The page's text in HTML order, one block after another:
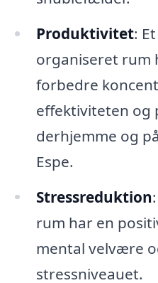
Produktivitet:
organiseret rum
forbedre
effektiviteten og
derhjemme og
Espe.
Stressreduktion
rum har en
mental velvære
stressniveauet.